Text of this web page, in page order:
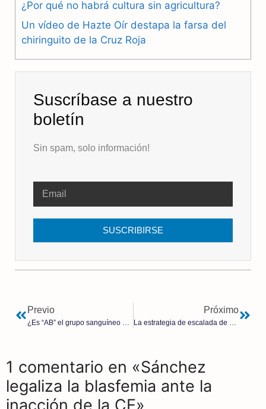
k m p
¿Por qué no habrá cultura sin agricultura?
Un vídeo de Hazte Oír destapa la farsa del
chiringuito de la Cruz Roja
Suscríbase a nuestro
boletín
Sin spam, solo información!
SUSCRIBIRSE
Previo Próximo
1 comentario en «Sánchez
legaliza la blasfemia ante la
inacción de la CE»